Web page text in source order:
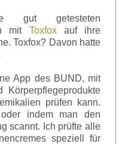
getesteten
mit Toxfoxauf ihre
Toxfox? Davon hatte
App des BUND, mit
prüfen kann.
indem man den
scannt. Ich prüfte alle
speziell für